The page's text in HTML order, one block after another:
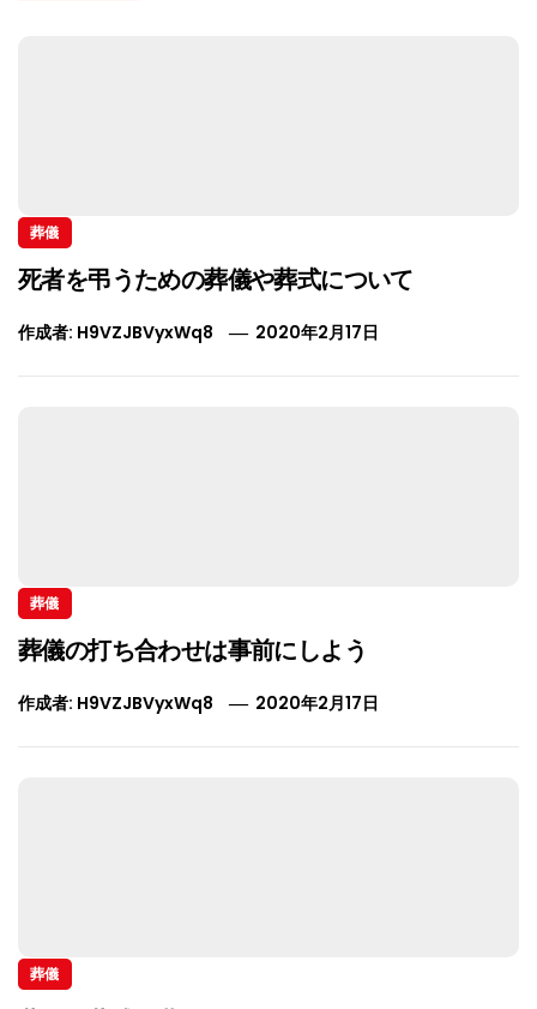
葬儀
死者を弔うための葬儀や葬式について
作成者: H9VZJBVyxWq8 2020年2月17日
葬儀
葬儀の打ち合わせは事前にしよう
作成者: H9VZJBVyxWq8 2020年2月17日
葬儀